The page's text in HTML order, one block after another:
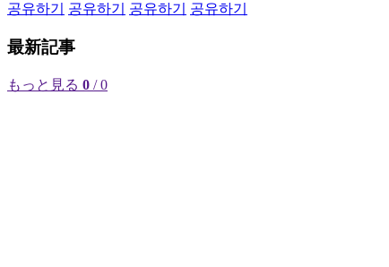
공유하기
공유하기 공유하기 공유하기
最新記事
もっと見る 0 / 0